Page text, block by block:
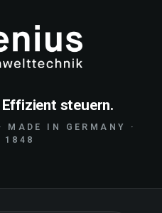
steuern.
MADE IN GERMANY ·
1848